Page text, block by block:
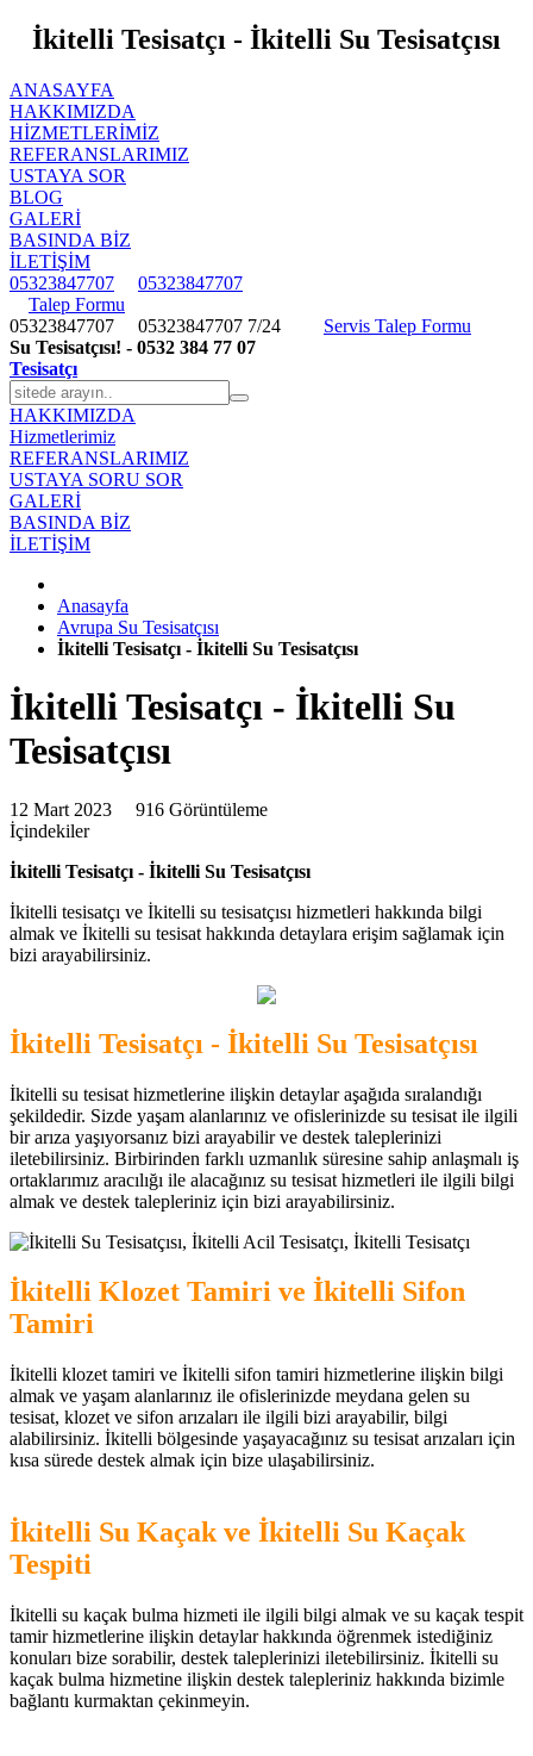
İkitelli Tesisatçı - İkitelli Su Tesisatçısı
ANASAYFA
HAKKIMIZDA
HIZMETLERIMIZ
REFERANSLARIMIZ
USTAYA SOR
BLOG
GALERİ
BASINDA BİZ
İLETİŞİM
05323847707
05323847707
Talep Formu
05323847707 05323847707 7/24
Servis Talep Formu
Su Tesisatçısı! - 0532 384 77 07
Tesisatçı
HAKKIMIZDA
Hizmetlerimiz
REFERANSLARIMIZ
USTAYA SORU SOR
GALERİ
BASINDA BİZ
İLETİŞİM
Anasayfa
Avrupa Su Tesisatçısı
İkitelli Tesisatçı - İkitelli Su Tesisatçısı
İkitelli Tesisatçı - İkitelli Su
Tesisatçısı
12 Mart 2023 916 Görüntüleme
İçindekiler
İkitelli Tesisatçı - İkitelli Su Tesisatçısı
İkitelli tesisatçı ve İkitelli su tesisatçısı hizmetleri hakkında bilgi
almak ve İkitelli su tesisat hakkında detaylara erişim sağlamak için
bizi arayabilirsiniz.
İkitelli Tesisatçı - İkitelli Su Tesisatçısı
İkitelli su tesisat hizmetlerine ilişkin detaylar aşağıda sıralandığı
şekildedir. Sizde yaşam alanlarınız ve ofislerinizde su tesisat ile ilgili
bir arıza yaşıyorsanız bizi arayabilir ve destek taleplerinizi
iletebilirsiniz. Birbirinden farklı uzmanlık süresine sahip anlaşmalı iş
ortaklarımız aracılığı ile alacağınız su tesisat hizmetleri ile ilgili bilgi
almak ve destek talepleriniz için bizi arayabilirsiniz.
İkitelli Klozet Tamiri ve İkitelli Sifon
Tamiri
İkitelli klozet tamiri ve İkitelli sifon tamiri hizmetlerine ilişkin bilgi
almak ve yaşam alanlarınız ile ofislerinizde meydana gelen su
tesisat, klozet ve sifon arızaları ile ilgili bizi arayabilir, bilgi
alabilirsiniz. İkitelli bölgesinde yaşayacağınız su tesisat arızaları için
kısa sürede destek almak için bize ulaşabilirsiniz.
İkitelli Su Kaçak ve İkitelli Su Kaçak
Tespiti
İkitelli su kaçak bulma hizmeti ile ilgili bilgi almak ve su kaçak tespit
tamir hizmetlerine ilişkin detaylar hakkında öğrenmek istediğiniz
konuları bize sorabilir, destek taleplerinizi iletebilirsiniz. İkitelli su
kaçak bulma hizmetine ilişkin destek talepleriniz hakkında bizimle
bağlantı kurmaktan çekinmeyin.